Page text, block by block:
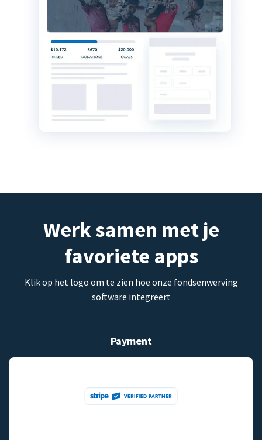
Werk samen met je
favoriete apps
Klik op het logo om te zien hoe onze fondsenwerving
software integreert
Payment